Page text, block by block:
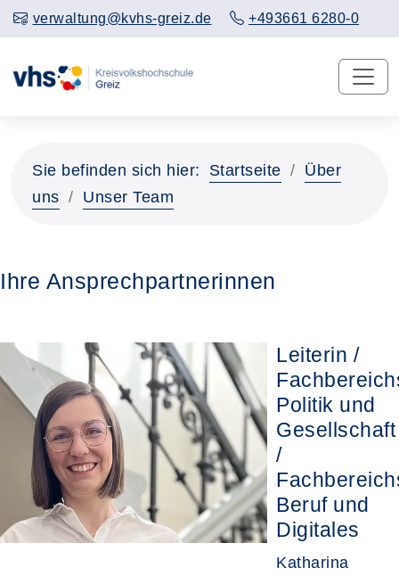
verwaltung@kvhs-greiz.de +493661 6280-0
Sie befinden sich hier: Startseite
Über
uns
Unser Team
Ihre Ansprechpartnerinnen
Leiterin /
Politik und
Gesellschaft
/
Beruf und
Digitales
Katharina